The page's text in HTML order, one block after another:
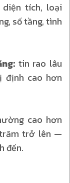
tích, loại
số tầng, tình
tin rao lâu
định cao hơn
cao hơn
trở lên —
đến.